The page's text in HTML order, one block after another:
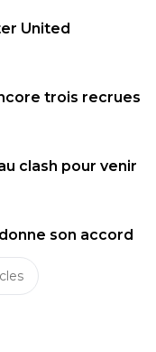
United
trois recrues
clash pour venir
son accord